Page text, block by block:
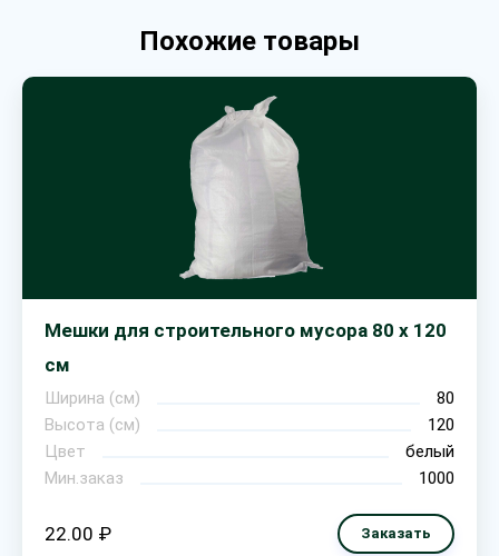
Похожие товары
Мешки для строительного мусора 80 х 120
см
Ширина (см)
80
Высота (см)
120
Цвет
белый
Мин.заказ
1000
22.00 ₽ Заказать